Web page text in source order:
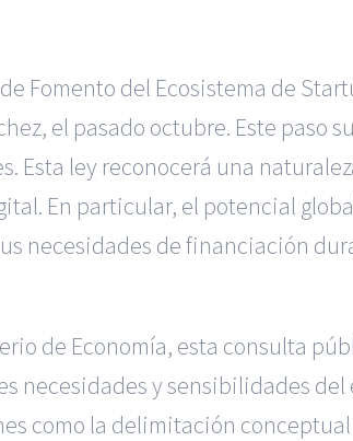
Fomento del Ecosistema de
el pasado octubre. Este paso
Esta ley reconocerá una
. En particular, el potencial
necesidades de financiación
de Economía, esta consulta
necesidades y sensibilidades
como la delimitación